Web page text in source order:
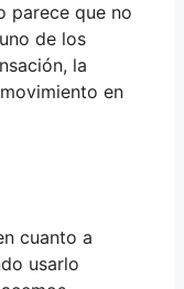
parece que no
de los
la
en
cuanto a
usarlo